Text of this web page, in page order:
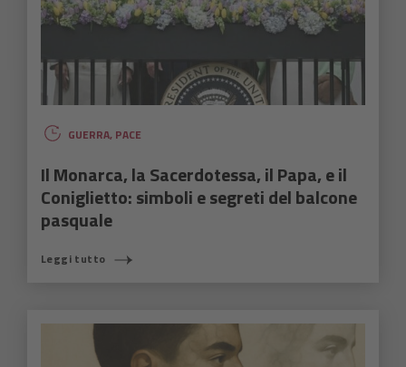
GUERRA, PACE
Il Monarca, la Sacerdotessa, il Papa, e il
Coniglietto: simboli e segreti del balcone
pasquale
Leggi tutto